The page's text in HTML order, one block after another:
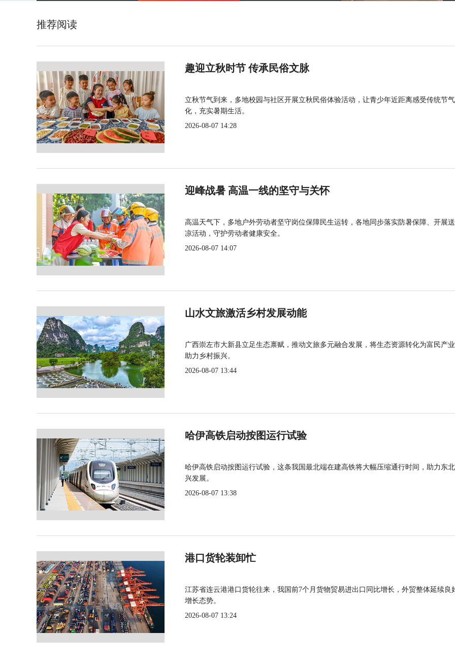
推荐阅读
趣迎立秋时节 传承民俗文脉
立秋节气到来，多地校园与社区开展立秋民俗体验活动，让青少年近距离感受传统节
化，充实暑期生活。
2026-08-07 14:28
迎峰战暑 高温一线的坚守与关怀
高温天气下，多地户外劳动者坚守岗位保障民生运转，各地同步落实防暑保障、开展
凉活动，守护劳动者健康安全。
2026-08-07 14:07
山水文旅激活乡村发展动能
广西崇左市大新县立足生态禀赋，推动文旅多元融合发展，将生态资源转化为富民产
助力乡村振兴。
2026-08-07 13:44
哈伊高铁启动按图运行试验
哈伊高铁启动按图运行试验，这条我国最北端在建高铁将大幅压缩通行时间，助力东
兴发展。
2026-08-07 13:38
港口货轮装卸忙
江苏省连云港港口货轮往来，我国前7个月货物贸易进出口同比增长，外贸整体延续良
增长态势。
2026-08-07 13:24